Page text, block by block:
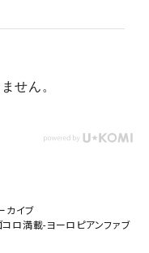
せん。
カイブ
ロ満載-ヨーロピアンファブ